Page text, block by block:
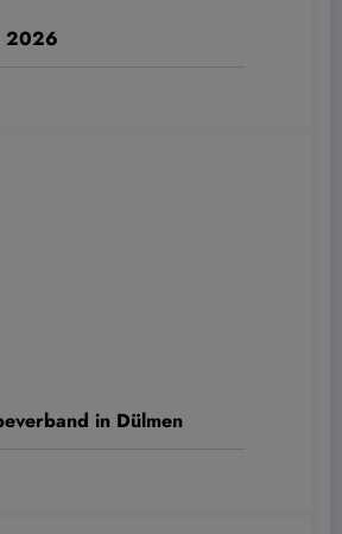
2026
in Dülmen